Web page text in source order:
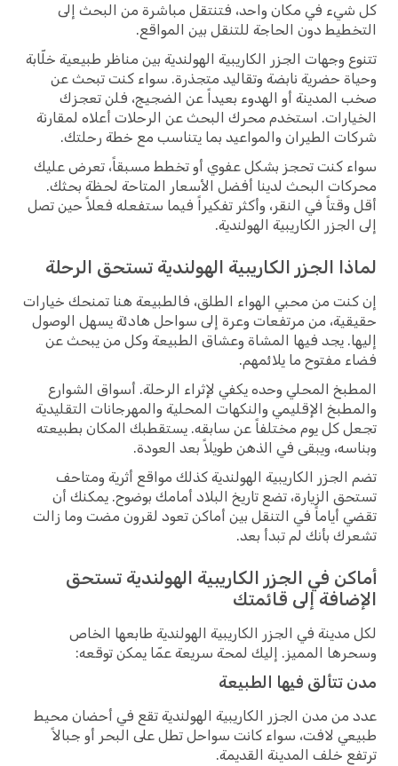
كل شيء في مكان واحد، فتنتقل مباشرة من البحث إلى
التخطيط دون الحاجة للتنقل بين المواقع.
تتنوع وجهات الجزر الكاريبية الهولندية بين مناظر طبيعية خلّابة
وحياة حضرية نابضة وتقاليد متجذرة. سواء كنت تبحث عن
صخب المدينة أو الهدوء بعيداً عن الضجيج، فلن تعجزك
الخيارات. استخدم محرك البحث عن الرحلات أعلاه لمقارنة
شركات الطيران والمواعيد بما يتناسب مع خطة رحلتك.
سواء كنت تحجز بشكل عفوي أو تخطط مسبقاً، تعرض عليك
محركات البحث لدينا أفضل الأسعار المتاحة لحظة بحثك.
أقل وقتاً في النقر، وأكثر تفكيراً فيما ستفعله فعلاً حين تصل
إلى الجزر الكاريبية الهولندية.
لماذا الجزر الكاريبية الهولندية تستحق الرحلة
إن كنت من محبي الهواء الطلق، فالطبيعة هنا تمنحك خيارات
حقيقية، من مرتفعات وعرة إلى سواحل هادئة يسهل الوصول
إليها. يجد فيها المشاة وعشاق الطبيعة وكل من يبحث عن
فضاء مفتوح ما يلائمهم.
المطبخ المحلي وحده يكفي لإثراء الرحلة. أسواق الشوارع
والمطبخ الإقليمي والنكهات المحلية والمهرجانات التقليدية
تجعل كل يوم مختلفاً عن سابقه. يستقطبك المكان بطبيعته
وبناسه، ويبقى في الذهن طويلاً بعد العودة.
تضم الجزر الكاريبية الهولندية كذلك مواقع أثرية ومتاحف
تستحق الزيارة، تضع تاريخ البلاد أمامك بوضوح. يمكنك أن
تقضي أياماً في التنقل بين أماكن تعود لقرون مضت وما زالت
تشعرك بأنك لم تبدأ بعد.
أماكن في الجزر الكاريبية الهولندية تستحق
الإضافة إلى قائمتك
لكل مدينة في الجزر الكاريبية الهولندية طابعها الخاص
وسحرها المميز. إليك لمحة سريعة عمّا يمكن توقعه:
مدن تتألق فيها الطبيعة
عدد من مدن الجزر الكاريبية الهولندية تقع في أحضان محيط
طبيعي لافت، سواء كانت سواحل تطل على البحر أو جبالاً
ترتفع خلف المدينة القديمة.